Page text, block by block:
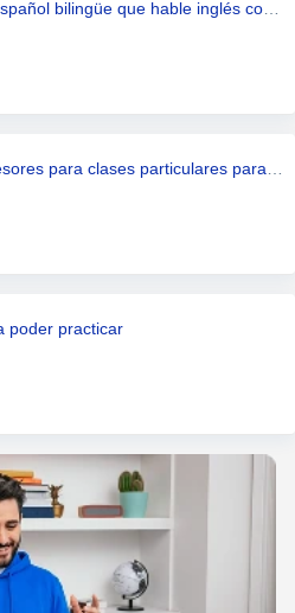
poder practicar